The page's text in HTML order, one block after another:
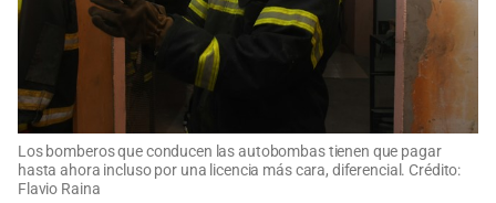
Los bomberos que conducen las autobombas tienen que pagar
hasta ahora incluso por una licencia más cara, diferencial. Crédito:
Flavio Raina